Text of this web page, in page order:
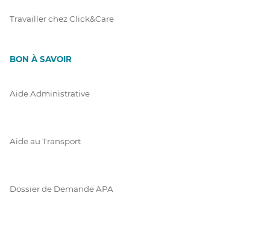
Travailler chez Click&Care
BON À SAVOIR
Aide Administrative
Aide au Transport
Dossier de Demande APA